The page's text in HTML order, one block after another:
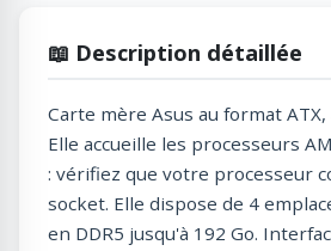
📖 Description détaillée
Carte mère Asus au format ATX,
Elle accueille les processeurs
: vérifiez que votre processeur
socket. Elle dispose de 4
en DDR5 jusqu'à 192 Go.